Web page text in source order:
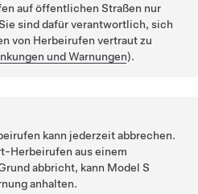
auf öffentlichen Straßen nur
sind dafür verantwortlich, sich
von Herbeirufen vertraut zu
und Warnungen).
kann jederzeit abbrechen.
Herbeirufen aus einem
abbricht, kann Model S
anhalten.